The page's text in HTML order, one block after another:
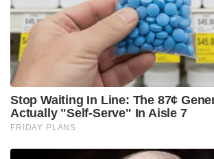
Stop Waiting In Line: The 87¢
Actually "Self-Serve" In Aisle 7
FRIDAY PLANS